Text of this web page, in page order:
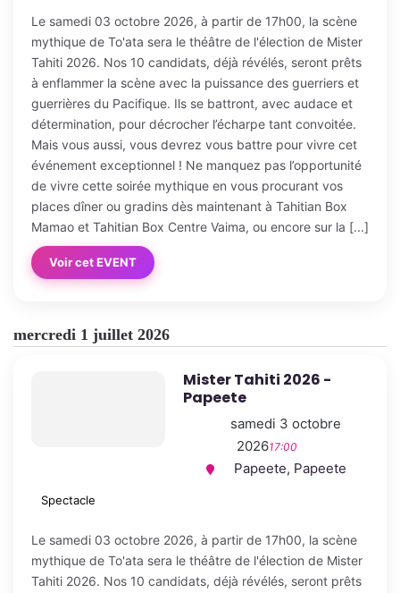
Le samedi 03 octobre 2026, à partir de 17h00, la scène
mythique de To'ata sera le théâtre de l'élection de Mister
Tahiti 2026. Nos 10 candidats, déjà révélés, seront prêts
à enflammer la scène avec la puissance des guerriers et
guerrières du Pacifique. Ils se battront, avec audace et
détermination, pour décrocher l’écharpe tant convoitée.
Mais vous aussi, vous devrez vous battre pour vivre cet
événement exceptionnel ! Ne manquez pas l’opportunité
de vivre cette soirée mythique en vous procurant vos
places dîner ou gradins dès maintenant à Tahitian Box
Mamao et Tahitian Box Centre Vaima, ou encore sur la [...]
Voir cet EVENT
mercredi 1 juillet 2026
Mister Tahiti 2026 -
Papeete
samedi 3 octobre
202617:00
Papeete, Papeete
Spectacle
Le samedi 03 octobre 2026, à partir de 17h00, la scène
mythique de To'ata sera le théâtre de l'élection de Mister
Tahiti 2026. Nos 10 candidats, déjà révélés, seront prêts